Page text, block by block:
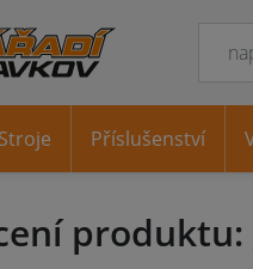
produktu:
Stroje Příslušenství